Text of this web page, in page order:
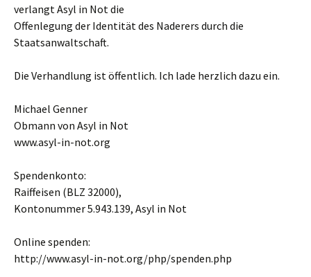
verlangt Asyl in Not die
Offenlegung der Identität des Naderers durch die
Staatsanwaltschaft.
Die Verhandlung ist öffentlich. Ich lade herzlich dazu ein.
Michael Genner
Obmann von Asyl in Not
www.asyl-in-not.org
Spendenkonto:
Raiffeisen (BLZ 32000),
Kontonummer 5.943.139, Asyl in Not
Online spenden:
http://www.asyl-in-not.org/php/spenden.php